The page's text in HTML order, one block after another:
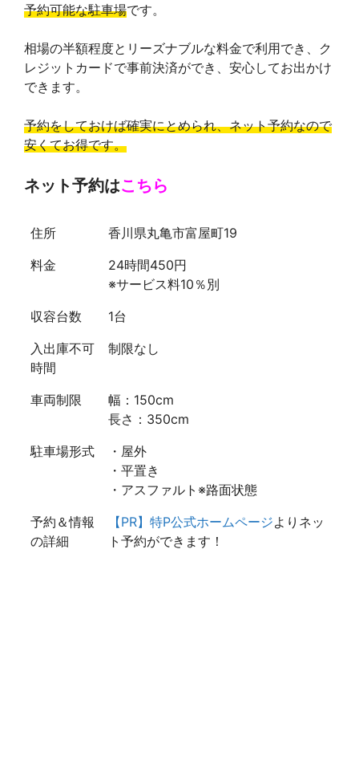
予約可能な駐車場です。
相場の半額程度とリーズナブルな料金で利用でき、ク
レジットカードで事前決済ができ、安心してお出かけ
できます。
予約をしておけば確実にとめられ、ネット予約なので
安くてお得です。
ネット予約はこちら
住所
香川県丸亀市富屋町19
料金
24時間450円
※サービス料10％別
収容台数
1台
入出庫不可
時間
制限なし
車両制限
幅：150cm
長さ：350cm
駐車場形式
・屋外
・平置き
・アスファルト※路面状態
予約＆情報
の詳細
【PR】特P公式ホームページよりネッ
ト予約ができます！